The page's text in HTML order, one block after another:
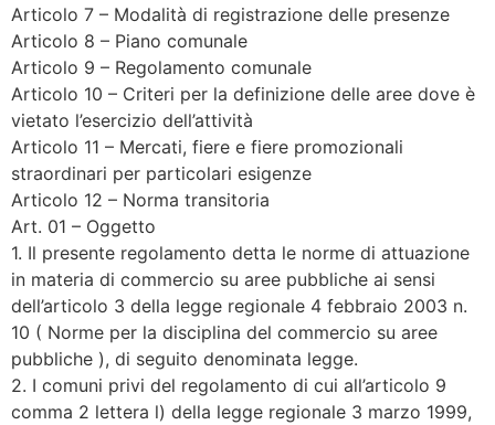
Articolo 7 – Modalità di registrazione delle presenze
Articolo 8 – Piano comunale
Articolo 9 – Regolamento comunale
Articolo 10 – Criteri per la definizione delle aree dove è
vietato l’esercizio dell’attività
Articolo 11 – Mercati, fiere e fiere promozionali
straordinari per particolari esigenze
Articolo 12 – Norma transitoria
Art. 01 – Oggetto
1. Il presente regolamento detta le norme di attuazione
in materia di commercio su aree pubbliche ai sensi
dell’articolo 3 della legge regionale 4 febbraio 2003 n.
10 ( Norme per la disciplina del commercio su aree
pubbliche ), di seguito denominata legge.
2. I comuni privi del regolamento di cui all’articolo 9
comma 2 lettera l) della legge regionale 3 marzo 1999,